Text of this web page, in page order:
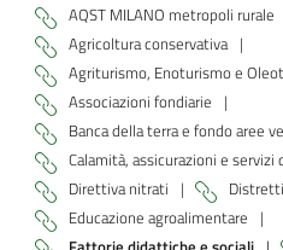
AQST MILANO metropoli rurale
Agricoltura conservativa |
Agriturismo, Enoturismo e
Associazioni fondiarie |
Banca della terra e fondo aree
Calamità, assicurazioni e
Direttiva nitrati |
Educazione agroalimentare |